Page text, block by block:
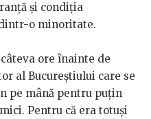
și condiția
o minoritate.
ore înainte de
al Bucureștiului care se
pe mână pentru puțin
Pentru că era totuși